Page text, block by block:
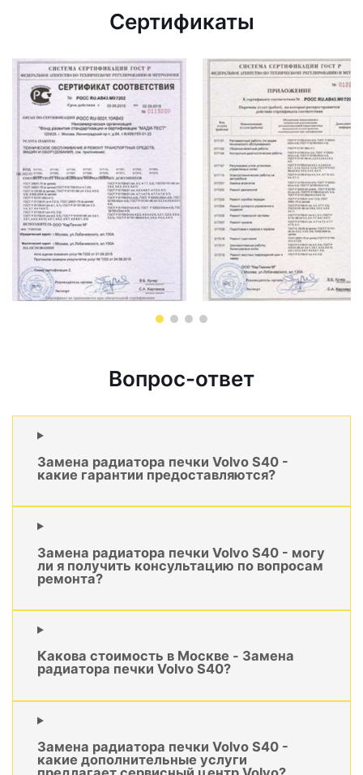
Сертификаты
Вопрос-ответ
Замена радиатора печки Volvo S40 -
какие гарантии предоставляются?
Замена радиатора печки Volvo S40 - могу
ли я получить консультацию по вопросам
ремонта?
Какова стоимость в Москве - Замена
радиатора печки Volvo S40?
Замена радиатора печки Volvo S40 -
какие дополнительные услуги